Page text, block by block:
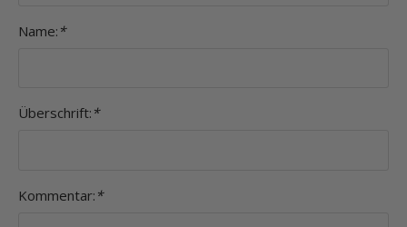
Name: *
Überschrift: *
Kommentar: *